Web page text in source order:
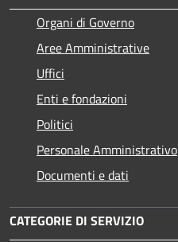
Organi di Governo
Aree Amministrative
Uffici
Enti e fondazioni
Politici
Personale Amministrativo
Documenti e dati
CATEGORIE DI SERVIZIO